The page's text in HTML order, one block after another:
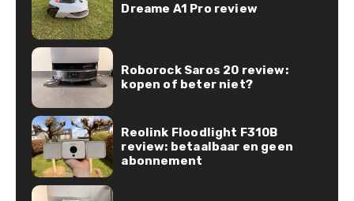
Dreame A1 Pro review
Roborock Saros 20 review:
kopen of beter niet?
Reolink Floodlight F310B
review: betaalbaar en geen
abonnement